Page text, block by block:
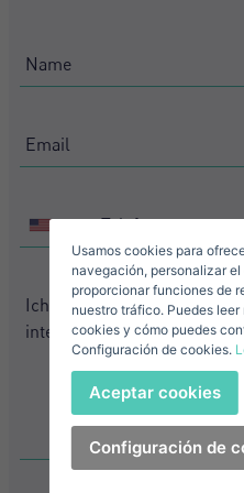
United
States
+1
Descargar Expose
Ich akzeptiere die
Datenschutz
Haben Sie Ihr Passwort
Nachname*
Email*
Telefonnummer*
United
States
+1
+1
Passwort**
United
States
+1
+1
Usamos cookies para
navegación, personalizar
proporcionar funciones de
nuestro tráfico. Puedes
cookies y cómo puedes
Configuración de cookies.
Configuración de
Aceptar cookies